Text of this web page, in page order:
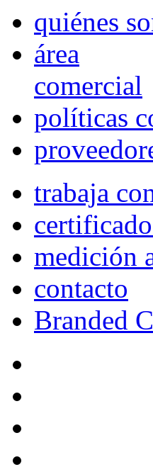
quiénes
área
comercial
políticas
trabaja
medición
contacto
Branded